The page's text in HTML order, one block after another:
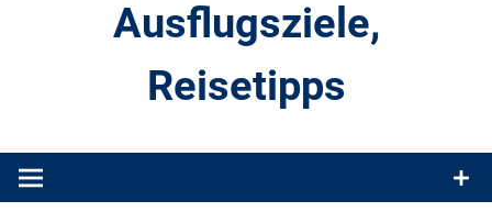
Ausflugsziele,
Reisetipps
Produkttests und Buchrezensionen. Ein Blog für alle, die gern